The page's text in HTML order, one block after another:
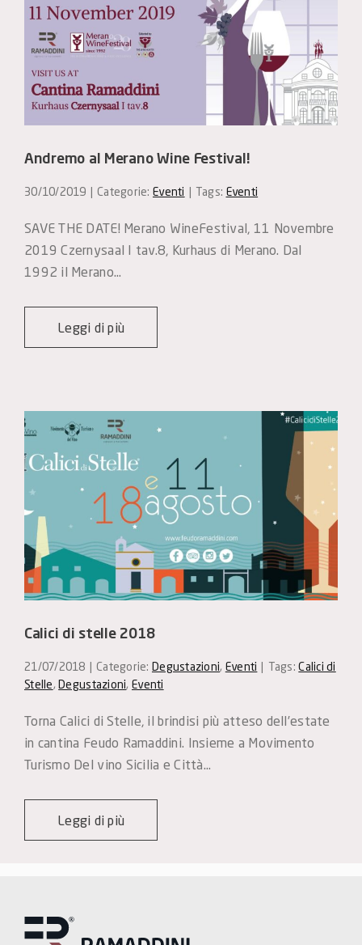
Andremo al Merano Wine Festival!
30/10/2019 | Categorie: Eventi | Tags: Eventi
SAVE THE DATE! Merano WineFestival, 11 Novembre
2019 Czernysaal I tav.8, Kurhaus di Merano. Dal
1992 il Merano…
Leggi di più
Calici di stelle 2018
21/07/2018 | Categorie: Degustazioni, Eventi | Tags:Calici di
Stelle,Degustazioni, Eventi
Torna Calici di Stelle, il brindisi più atteso dell’estate
in cantina Feudo Ramaddini. Insieme a Movimento
Turismo Del vino Sicilia e Città…
Leggi di più